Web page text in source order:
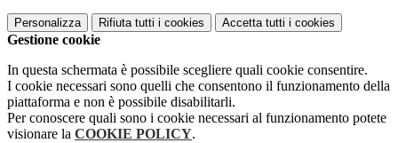
Personalizza Rifiuta tutti i cookies Accetta tutti i cookies
Gestione cookie
In questa schermata è possibile scegliere quali cookie consentire.
I cookie necessari sono quelli che consentono il funzionamento della
piattaforma e non è possibile disabilitarli.
Per conoscere quali sono i cookie necessari al funzionamento potete
visionare la COOKIE POLICY.